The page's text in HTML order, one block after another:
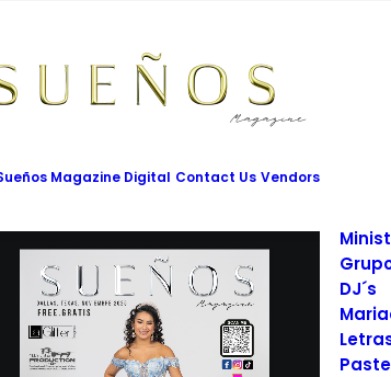
Magazine Digital Contact Us Vendors
DJ´s